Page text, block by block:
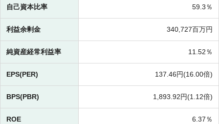
自己資本比率 59.3％
利益余剰金 340,727百万円
純資産経常利益率 11.52％
EPS(PER) 137.46円(16.00倍)
BPS(PBR) 1,893.92円(1.12倍)
ROE 6.37％